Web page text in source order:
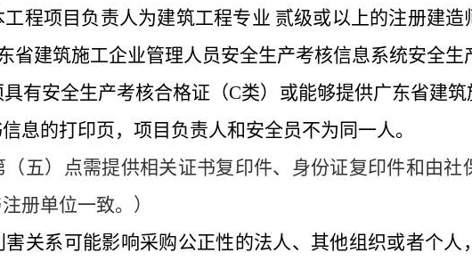
工程项目负责人为建筑工程专业 贰级或以上的注册建
省建筑施工企业管理人员安全生产考核信息系统安全生
具有安全生产考核合格证（C类）或能够提供广东省建
息的打印页，项目负责人和安全员不为同一人。
（五）点需提供相关证书复印件、身份证复印件和由
册单位一致。）
害关系可能影响采购公正性的法人、其他组织或者个